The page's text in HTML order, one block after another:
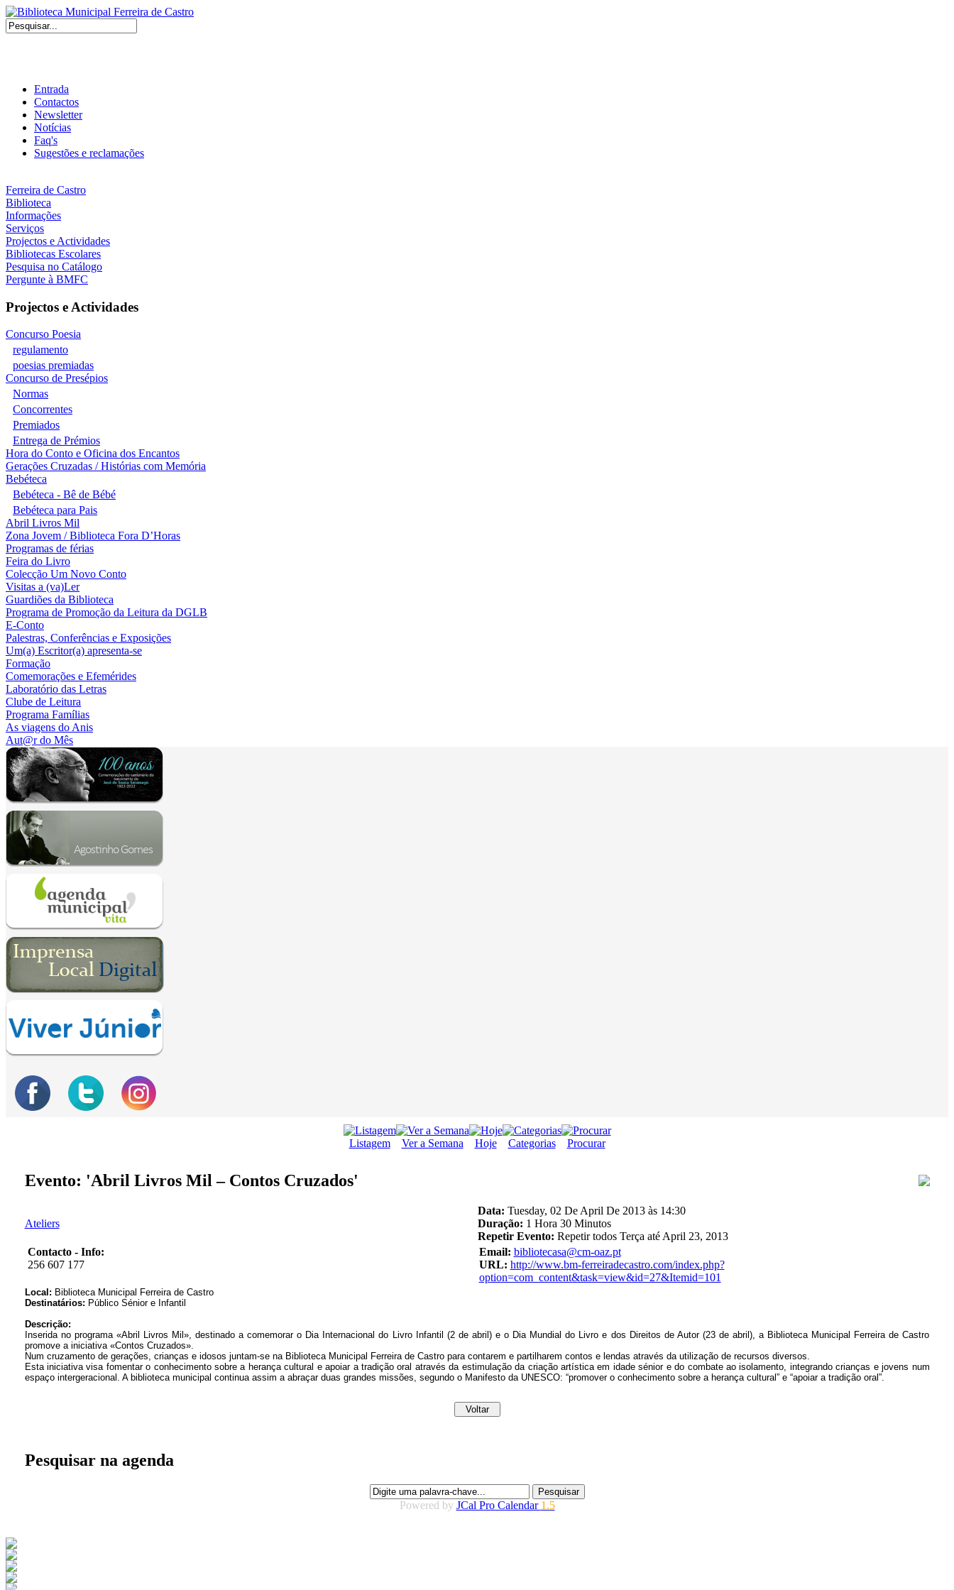
Entrada
Contactos
Newsletter
Notícias
Faq's
Sugestões e reclamações
Ferreira de Castro
Biblioteca
Informações
Serviços
Projectos e Actividades
Bibliotecas Escolares
Pesquisa no Catálogo
Pergunte à BMFC
Projectos e Actividades
Concurso Poesia
regulamento
poesias premiadas
Concurso de Presépios
Normas
Concorrentes
Premiados
Entrega de Prémios
Hora do Conto e Oficina dos Encantos
Gerações Cruzadas / Histórias com Memória
Bebéteca
Bebéteca - Bê de Bébé
Bebéteca para Pais
Abril Livros Mil
Zona Jovem / Biblioteca Fora D’Horas
Programas de férias
Feira do Livro
Colecção Um Novo Conto
Visitas a (va)Ler
Guardiões da Biblioteca
Programa de Promoção da Leitura da DGLB
E-Conto
Palestras, Conferências e Exposições
Um(a) Escritor(a) apresenta-se
Formação
Comemorações e Efemérides
Laboratório das Letras
Clube de Leitura
Programa Famílias
As viagens do Anis
Aut@r do Mês
Listagem Ver a Semana Hoje Categorias Procurar
Evento: 'Abril Livros Mil – Contos Cruzados'
Ateliers
Data: Tuesday, 02 De April De 2013 às 14:30
Duração: 1 Hora 30 Minutos
Repetir Evento: Repetir todos Terça até April 23, 2013
Contacto - Info:
256 607 177
Email: bibliotecasa@cm-oaz.pt
URL: http://www.bm-ferreiradecastro.com/index.php?
option=com_content&task=view&id=27&Itemid=101
Local: Biblioteca Municipal Ferreira de Castro
Destinatários: Público Sénior e Infantil
Descrição:
Inserida no programa «Abril Livros Mil», destinado a comemorar o Dia Internacional do Livro Infantil (2 de abril) e o Dia Mundial do Livro e dos Direitos de Autor (23 de abril), a Biblioteca Municipal Ferreira de Castro
promove a iniciativa «Contos Cruzados».
Num cruzamento de gerações, crianças e idosos juntam-se na Biblioteca Municipal Ferreira de Castro para contarem e partilharem contos e lendas através da utilização de recursos diversos.
Esta iniciativa visa fomentar o conhecimento sobre a herança cultural e apoiar a tradição oral através da estimulação da criação artística em idade sénior e do combate ao isolamento, integrando crianças e jovens num
espaço intergeracional. A biblioteca municipal continua assim a abraçar duas grandes missões, segundo o Manifesto da UNESCO: “promover o conhecimento sobre a herança cultural” e “apoiar a tradição oral”.
Pesquisar na agenda
Powered by JCal Pro Calendar 1.5